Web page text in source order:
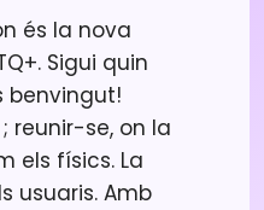
és la nova
Sigui quin
benvingut!
reunir-se, on la
els físics. La
usuaris. Amb